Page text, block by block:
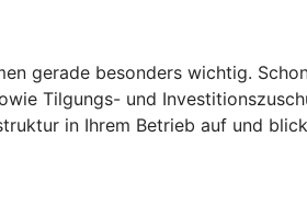
gerade besonders wichtig.
Tilgungs- und
in Ihrem Betrieb auf und